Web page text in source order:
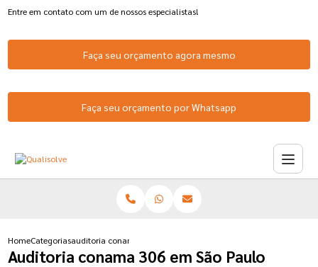
Entre em contato com um de nossos especialistas!
Faça seu orçamento agora mesmo
Faça seu orçamento por Whatsapp
HomeCategoriasauditoria conama 306 sao paulo
Auditoria conama 306 em São Paulo